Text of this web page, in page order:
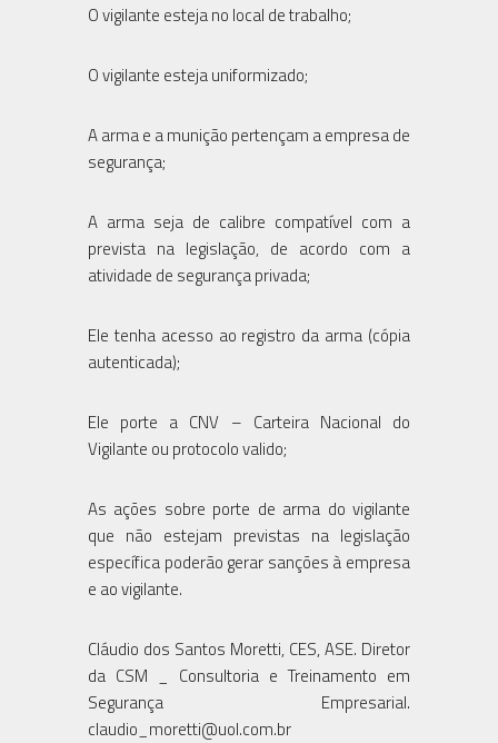
O vigilante esteja no local de trabalho;
O vigilante esteja uniformizado;
A arma e a munição pertençam a empresa de
segurança;
A arma seja de calibre compatível com a
prevista na legislação, de acordo com a
atividade de segurança privada;
Ele tenha acesso ao registro da arma (cópia
autenticada);
Ele porte a CNV – Carteira Nacional do
Vigilante ou protocolo valido;
As ações sobre porte de arma do vigilante
que não estejam previstas na legislação
específica poderão gerar sanções à empresa
e ao vigilante.
Cláudio dos Santos Moretti, CES, ASE. Diretor
da CSM _ Consultoria e Treinamento em
Segurança Empresarial.
claudio_moretti@uol.com.br